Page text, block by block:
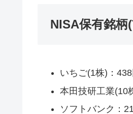
NISA保有銘柄
いちご(1株)：
本田技研工業(10
ソフトバンク：